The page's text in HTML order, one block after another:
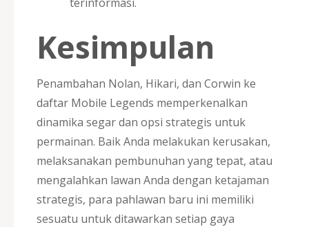
Kesimpulan
Penambahan Nolan, Hikari, dan Corwin ke
daftar Mobile Legends memperkenalkan
dinamika segar dan opsi strategis untuk
permainan. Baik Anda melakukan kerusakan,
melaksanakan pembunuhan yang tepat, atau
mengalahkan lawan Anda dengan ketajaman
strategis, para pahlawan baru ini memiliki
sesuatu untuk ditawarkan setiap gaya